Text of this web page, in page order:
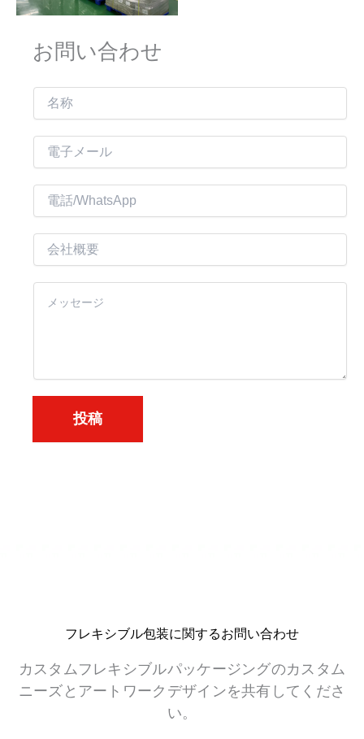
お問い合わせ
称
子
メ
ル
話
社
概
投稿
フレキシブル包装に関するお問い合わせ
カスタムフレキシブルパッケージングのカスタム
ニーズとアートワークデザインを共有してくださ
い。